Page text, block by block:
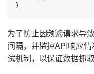
}
为了防止因频繁请求导
间隔，并监控API响应
试机制，以保证数据抓